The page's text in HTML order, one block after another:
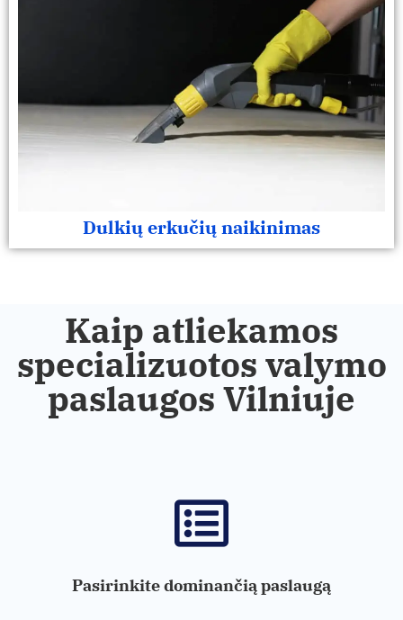
Dulkių erkučių naikinimas
Kaip atliekamos
specializuotos valymo
paslaugos Vilniuje
Pasirinkite dominančią paslaugą